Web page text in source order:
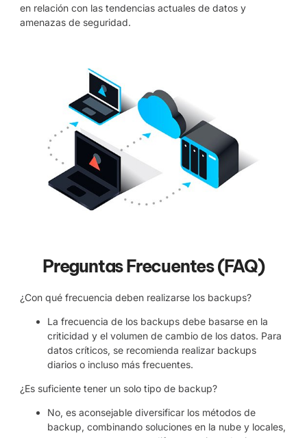
en relación con las tendencias actuales de datos y
amenazas de seguridad.
Preguntas Frecuentes (FAQ)
¿Con qué frecuencia deben realizarse los backups?
La frecuencia de los backups debe basarse en la
criticidad y el volumen de cambio de los datos. Para
datos críticos, se recomienda realizar backups
diarios o incluso más frecuentes.
¿Es suficiente tener un solo tipo de backup?
No, es aconsejable diversificar los métodos de
backup, combinando soluciones en la nube y locales,